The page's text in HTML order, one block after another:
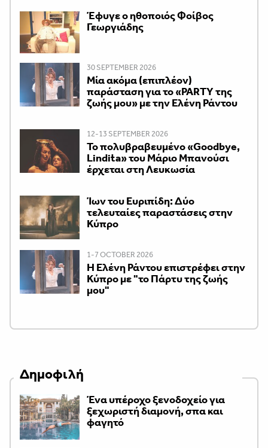
Έφυγε ο ηθοποιός Φοίβος
Γεωργιάδης
30 SEPTEMBER 2026
Μία ακόμα (επιπλέον)
παράσταση για το «PARTY της
ζωής μου» με την Ελένη Ράντου
12-13 SEPTEMBER 2026
Το πολυβραβευμένο «Goodbye,
Lindita» του Μάριο Μπανούσι
έρχεται στη Λευκωσία
Ίων του Ευριπίδη: Δύο
τελευταίες παραστάσεις στην
Κύπρο
1-7 OCTOBER 2026
H Ελένη Ράντου επιστρέφει στην
Κύπρο με "το Πάρτυ της ζωής
μου"
Δημοφιλή
Ένα υπέροχο ξενοδοχείο για
ξεχωριστή διαμονή, σπα και
φαγητό